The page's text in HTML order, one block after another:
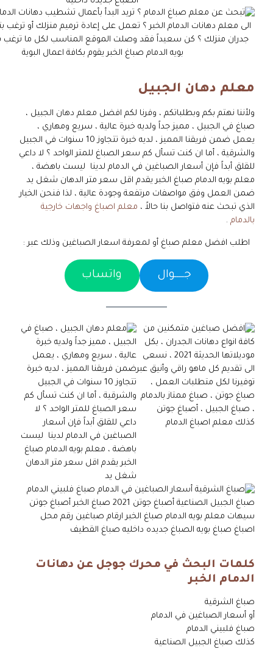
معلم دهان الجبيل
ولأننا نهتم بكم وبطلباتكم ، وفرنا لكم افضل معلم دهان الجبيل ،
صباغ في الجبيل ، مميز جداً ولديه خبرة عالية ، سريع ومهاري ،
يعمل ضمن فريقنا المميز ، لديه خبرة تتجاوز 10 سنوات في الجبيل
والشرقية ، أما ان كنت تسأل كم سعر الصباغ للمتر الواحد ؟ لا داعي
للقلق أبداً فإن أسعار الصباغين في الدمام لدينا ليست باهضة ،
معلم بويه الدمام صباغ الخبر يقدم اقل سعر متر الدهان شغل يد
ضمن العمل وفق مواصفات مرتفعة وجودة عالية ، لذا فنحن الخيار
الذي تبحث عنه فتواصل بنا حالاً ، معلم اصباغ واجهات خارجية
بالدمام .
اطلب افضل معلم صباغ أو لمعرفة اسعار الصباغين وذلك عبر :
جـــــوال واتساب
كلمات البحث في محرك جوجل عن دهانات
الدمام الخبر
صباغ الشرقية
أو أسعار الصباغين في الدمام
صباغ فلبيني الدمام
كذلك صباغ الجبيل الصناعية